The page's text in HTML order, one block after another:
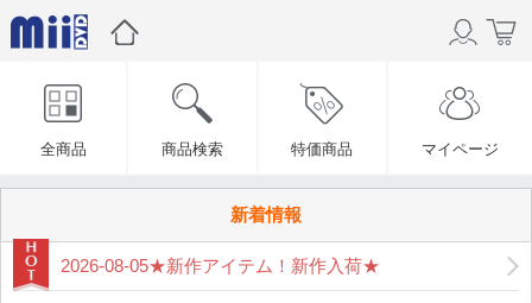
全商品 商品検索 特価商品 マイページ
新着情報
2026-08-05★新作アイテム！新作入荷★